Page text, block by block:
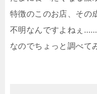
特徴のこのお店、その
不明なんですよねぇ……
なのでちょっと調べて